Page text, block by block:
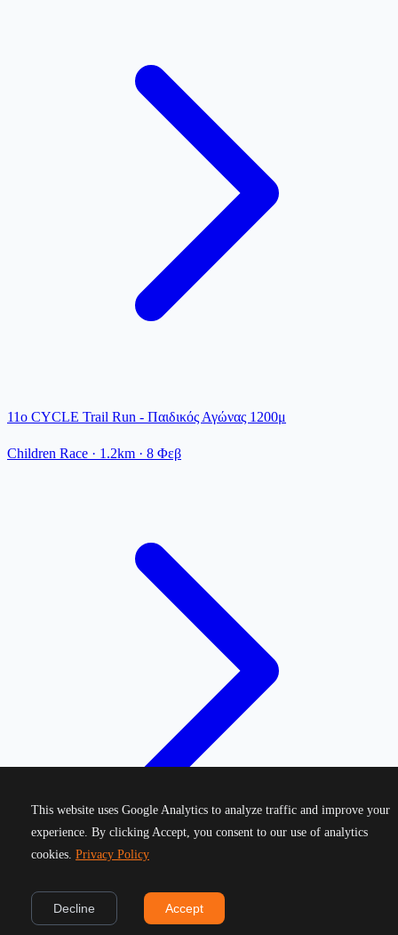
11ο CYCLE Trail Run - Παιδικός Αγώνας 1200μ
Children Race · 1.2km · 8 Φεβ
2026Greek Running Events. All rights reserved.
This website uses Google Analytics to analyze traffic and improve your
experience. By clicking Accept, you consent to our use of analytics
cookies. Privacy Policy
Decline Accept